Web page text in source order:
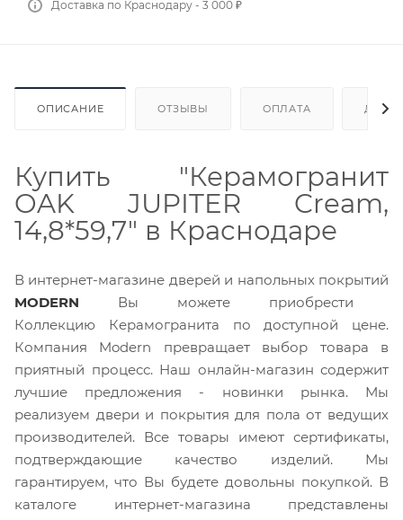
Доставка по Краснодару - 3 000 ₽
ОПИСАНИЕ ОТЗЫВЫ ОПЛАТА
Купить "Керамогранит
OAK JUPITER Cream,
14,8*59,7" в Краснодаре
В интернет-магазине дверей и напольных покрытий
MODERN Вы можете приобрести
Коллекцию Керамогранита по доступной цене.
Компания Modern превращает выбор товара в
приятный процесс. Наш онлайн-магазин содержит
лучшие предложения - новинки рынка. Мы
реализуем двери и покрытия для пола от ведущих
производителей. Все товары имеют сертификаты,
подтверждающие качество изделий. Мы
гарантируем, что Вы будете довольны покупкой. В
каталоге интернет-магазина представлены